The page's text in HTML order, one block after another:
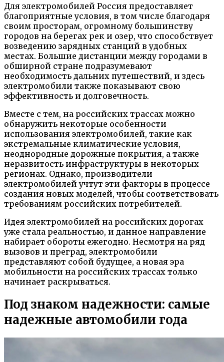
Для электромобилей Россия предоставляет
благоприятные условия, в том числе благодаря
своим просторам, огромному большинству
городов на берегах рек и озер, что способствует
возведению зарядных станций в удобных
местах. Большие дистанции между городами в
обширной стране подразумевают
необходимость дальних путешествий, и здесь
электромобили также показывают свою
эффективность и долговечность.
Вместе с тем, на российских трассах можно
обнаружить некоторые особенности
использования электромобилей, такие как
экстремальные климатические условия,
неоднородные дорожные покрытия, а также
неразвитость инфраструктуры в некоторых
регионах. Однако, производители
электромобилей учтут эти факторы в процессе
создания новых моделей, чтобы соответствовать
требованиям российских потребителей.
Идея электромобилей на российских дорогах
уже стала реальностью, и данное направление
набирает обороты ежегодно. Несмотря на ряд
вызовов и преград, электромобили
представляют собой будущее, а новая эра
мобильности на российских трассах только
начинает раскрываться.
Под знаком надежности: самые
надежные автомобили года